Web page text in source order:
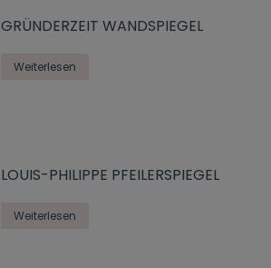
GRÜNDERZEIT WANDSPIEGEL
Weiterlesen
LOUIS-PHILIPPE PFEILERSPIEGEL
Weiterlesen